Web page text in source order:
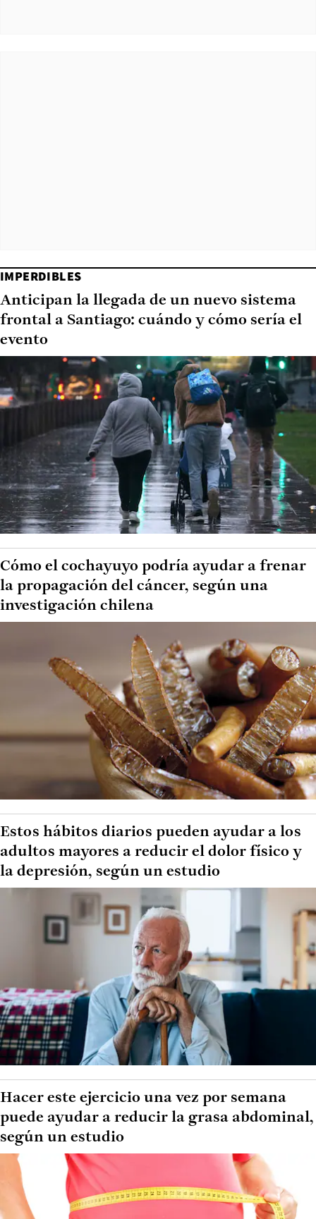
IMPERDIBLES
Anticipan la llegada de un nuevo sistema
frontal a Santiago: cuándo y cómo sería el
evento
Cómo el cochayuyo podría ayudar a frenar
la propagación del cáncer, según una
investigación chilena
Estos hábitos diarios pueden ayudar a los
adultos mayores a reducir el dolor físico y
la depresión, según un estudio
Hacer este ejercicio una vez por semana
puede ayudar a reducir la grasa abdominal,
según un estudio